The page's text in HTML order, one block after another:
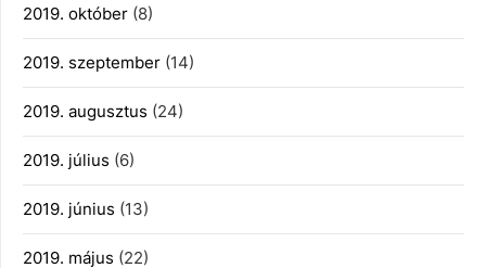
2019. október (8)
2019. szeptember (14)
2019. augusztus (24)
2019. július (6)
2019. június (13)
2019. május (22)